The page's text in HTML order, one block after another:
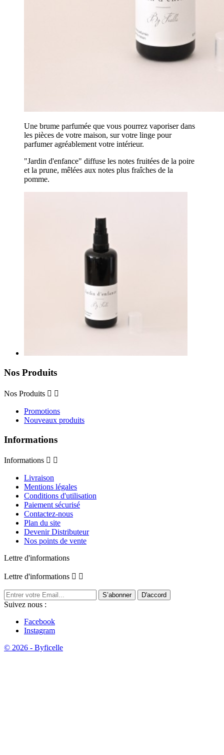
Une brume parfumée que vous pourrez vaporiser dans
les pièces de votre maison, sur votre linge pour
parfumer agréablement votre intérieur.
"Jardin d'enfance" diffuse les notes fruitées de la poire
et la prune, mêlées aux notes plus fraîches de la
pomme.
Nos Produits
Nos Produits  
Promotions
Nouveaux produits
Informations
Informations  
Livraison
Mentions légales
Conditions d'utilisation
Paiement sécurisé
Contactez-nous
Plan du site
Devenir Distributeur
Nos points de vente
Lettre d'informations
Lettre d'informations  
Suivez nous :
Facebook
Instagram
© 2026 - Byficelle